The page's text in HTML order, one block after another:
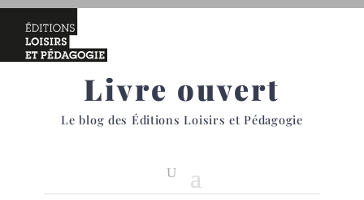
Livre ouvert
Le blog des Éditions Loisirs et Pédagogie